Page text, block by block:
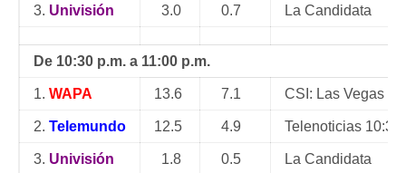
3. Univisión 3.0 0.7 La Candidata
De 10:30 p.m. a 11:00 p.m.
1. WAPA 13.6 7.1 CSI: Las Vegas
2. Telemundo 12.5 4.9 Telenoticias 10:30
3. Univisión 1.8 0.5 La Candidata